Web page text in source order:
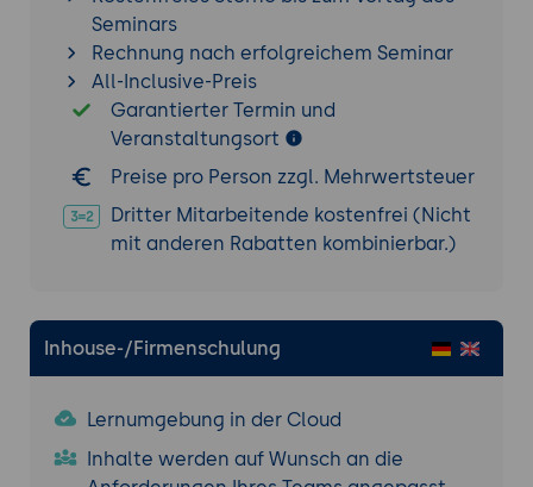
Ein Kreisdiagramm mit DefaultPieDataset
erstellen, bei dem Schlüssel-Wert-Paare
als Segmente dargestellt werden und
Tooltips sowie Legenden automatisch
generiert werden
Varianten wie 3D-Kreisdiagramme mit
PiePlot3D, Ringdiagramme mit RingPlot
oder mehrfache Kreisdiagramme
kennenlernen und die passenden Factory-
Histogramme mit HistogramDataset,
Bubble-Charts mit XYZDataset oder
TaskSeriesCollection überblicken und
Seminars
Rechnung nach erfolgreichem Seminar
All-Inclusive-Preis
Garantierter Termin und
Veranstaltungsort
Preise pro Person zzgl. Mehrwertsteuer
Dritter Mitarbeitende kostenfrei (Nicht
mit anderen Rabatten kombinierbar.)
Inhouse-/Firmenschulung
Lernumgebung in der Cloud
Inhalte werden auf Wunsch an die